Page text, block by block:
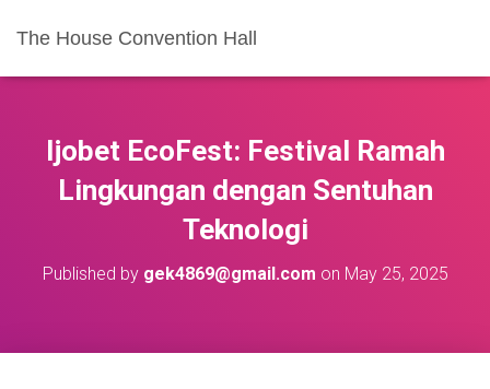
The House Convention Hall
Ijobet EcoFest: Festival Ramah
Lingkungan dengan Sentuhan
Teknologi
Published by gek4869@gmail.com on May 25, 2025